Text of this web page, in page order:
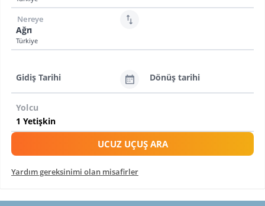
Ağrı
Türkiye
Nereye
Gidiş Tarihi Dönüş tarihi
Yolcu
UCUZ UÇUŞ ARA
Yardım gereksinimi olan misafirler